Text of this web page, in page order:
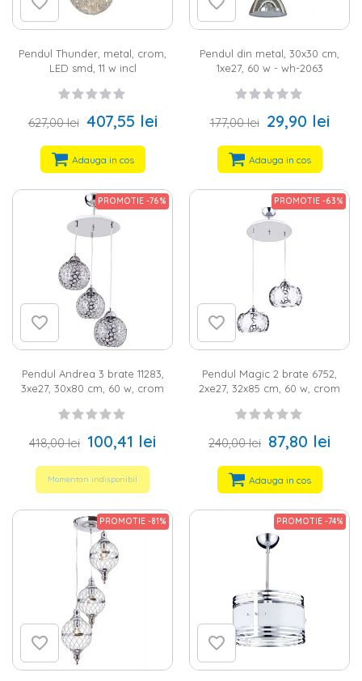
Pendul Thunder, metal, crom,
LED smd, 11 w incl
627,00 lei 407,55 lei
Adauga in cos
Pendul din metal, 30x30 cm,
1xe27, 60 w - wh-2063
177,00 lei 29,90 lei
Adauga in cos
PROMOTIE -76%
Pendul Andrea 3 brate 11283,
3xe27, 30x80 cm, 60 w, crom
418,00 lei 100,41 lei
Momentan indisponibil
PROMOTIE -63%
Pendul Magic 2 brate 6752,
2xe27, 32x85 cm, 60 w, crom
240,00 lei 87,80 lei
Adauga in cos
PROMOTIE -81% PROMOTIE -74%